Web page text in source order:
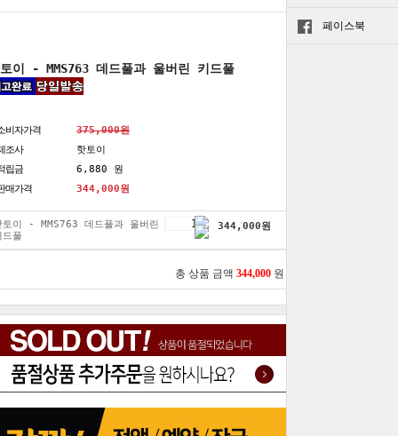
페이스북
이 - MMS763 데드풀과 울버린 키드풀
비자가격
375,000원
조사
핫토이
립금
6,880 원
매가격
344,000원
토이 - MMS763 데드풀과 울버린
드풀
344,000원
총 상품 금액 344,000 원